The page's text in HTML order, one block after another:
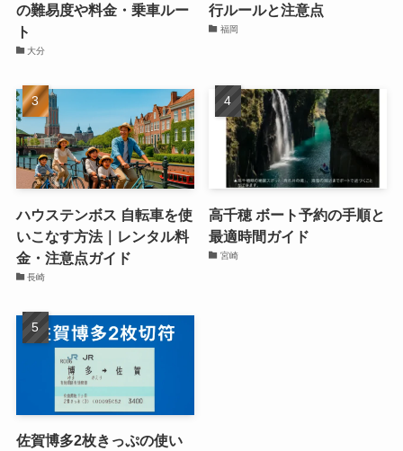
の難易度や料金・乗車ルー
ト
大分
行ルールと注意点
福岡
ハウステンボス 自転車を使
いこなす方法｜レンタル料
金・注意点ガイド
長崎
高千穂 ボート予約の手順と
最適時間ガイド
宮崎
佐賀博多2枚きっぷの使い